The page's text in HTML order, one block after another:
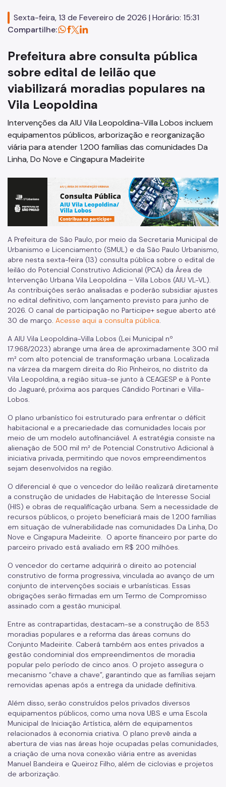
Planos Regionais
Urbanismo
Outorga Onerosa
Transferência do Direito de Construir - TDC
Função Social
Mapas e Dados Urbanos
Cidade Limpa
Projetos Urbanos
Gestão Urbana
SP Urbanismo
Aprovação de Projetos
Portal de Licenciamento
Aprova Rápido
Requalifica Rápido
Controle do uso
Certificado de Acessibilidade
Segurança de uso das Edificações
Elevadores
Locais de Reunião e Eventos
Cadastro da Edificação
CEDI - Cadastro de Edificações
Ficha Técnica
Denom. de Logradouros
Mais Serviços
Relatórios de Aprovação
Notícias
Imprensa
Sexta-feira, 13 de Fevereiro de 2026 | Horário: 15:31
Compartilhe:
Prefeitura abre consulta pública
sobre edital de leilão que
viabilizará moradias populares na
Vila Leopoldina
Intervenções da AIU Vila Leopoldina-Villa Lobos incluem
equipamentos públicos, arborização e reorganização
viária para atender 1.200 famílias das comunidades Da
Linha, Do Nove e Cingapura Madeirite
A Prefeitura de São Paulo, por meio da Secretaria Municipal de
Urbanismo e Licenciamento (SMUL) e da São Paulo Urbanismo,
abre nesta sexta-feira (13) consulta pública sobre o edital de
leilão do Potencial Construtivo Adicional (PCA) da Área de
Intervenção Urbana Vila Leopoldina – Villa Lobos (AIU VL-VL).
As contribuições serão analisadas e poderão subsidiar ajustes
no edital definitivo, com lançamento previsto para junho de
2026. O canal de participação no Participe+ segue aberto até
30 de março. Acesse aqui a consulta pública.
A AIU Vila Leopoldina-Villa Lobos (Lei Municipal nº
17.968/2023) abrange uma área de aproximadamente 300 mil
m² com alto potencial de transformação urbana. Localizada
na várzea da margem direita do Rio Pinheiros, no distrito da
Vila Leopoldina, a região situa-se junto à CEAGESP e à Ponte
do Jaguaré, próxima aos parques Cândido Portinari e Villa-
Lobos.
O plano urbanístico foi estruturado para enfrentar o déficit
habitacional e a precariedade das comunidades locais por
meio de um modelo autofinanciável. A estratégia consiste na
alienação de 500 mil m² de Potencial Construtivo Adicional à
iniciativa privada, permitindo que novos empreendimentos
sejam desenvolvidos na região.
O diferencial é que o vencedor do leilão realizará diretamente
a construção de unidades de Habitação de Interesse Social
(HIS) e obras de requalificação urbana. Sem a necessidade de
recursos públicos, o projeto beneficiará mais de 1.200 famílias
em situação de vulnerabilidade nas comunidades Da Linha, Do
Nove e Cingapura Madeirite. O aporte financeiro por parte do
parceiro privado está avaliado em R$ 200 milhões.
O vencedor do certame adquirirá o direito ao potencial
construtivo de forma progressiva, vinculada ao avanço de um
conjunto de intervenções sociais e urbanísticas. Essas
obrigações serão firmadas em um Termo de Compromisso
assinado com a gestão municipal.
Entre as contrapartidas, destacam-se a construção de 853
moradias populares e a reforma das áreas comuns do
Conjunto Madeirite. Caberá também aos entes privados a
gestão condominial dos empreendimentos de moradia
popular pelo período de cinco anos. O projeto assegura o
mecanismo “chave a chave”, garantindo que as famílias sejam
removidas apenas após a entrega da unidade definitiva.
Além disso, serão construídos pelos privados diversos
equipamentos públicos, como uma nova UBS e uma Escola
Municipal de Iniciação Artística, além de equipamentos
relacionados à economia criativa. O plano prevê ainda a
abertura de vias nas áreas hoje ocupadas pelas comunidades,
a criação de uma nova conexão viária entre as avenidas
Manuel Bandeira e Queiroz Filho, além de ciclovias e projetos
de arborização.